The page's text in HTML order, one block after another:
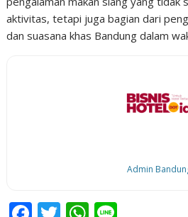
aktivitas, tetapi juga bagian dari
dan suasana khas Bandung dalam
Admin